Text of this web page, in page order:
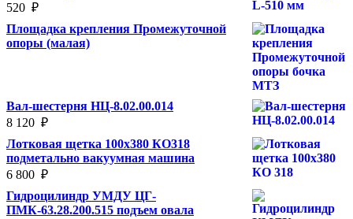
520 ₽
Площадка крепления Промежуточной
опоры (малая)
Вал-шестерня НЦ-8.02.00.014
8 120 ₽
Лотковая щетка 100х380 КО318
подметально вакуумная машина
6 800 ₽
Гидроцилиндр УМДУ ЦГ-
ПМК-63.28.200.515 подъем овала